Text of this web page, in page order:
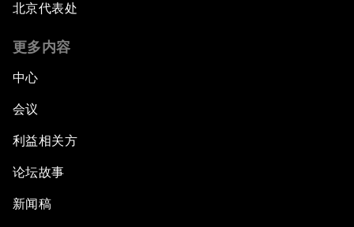
北京代表处
更多内容
中心
会议
利益相关方
论坛故事
新闻稿